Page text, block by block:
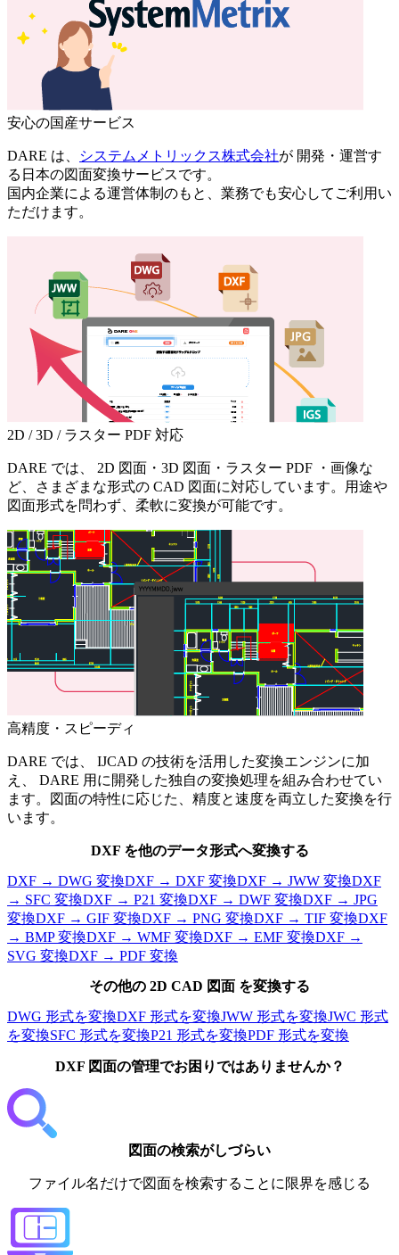
安心の国産サービス
DARE は、 システムメトリックス株式会社が 開発・運営す
る日本の図面変換サービスです。
国内企業による運営体制のもと、業務でも安心してご利用い
ただけます。
2D / 3D / ラスター PDF 対応
DARE では、 2D 図面・3D 図面・ラスター PDF ・画像な
ど、さまざまな形式の CAD 図面に対応しています。用途や
図面形式を問わず、柔軟に変換が可能です。
高精度・スピーディ
DARE では、 IJCAD の技術を活用した変換エンジンに加
え、 DARE 用に開発した独自の変換処理を組み合わせてい
ます。図面の特性に応じた、精度と速度を両立した変換を行
います。
DXFを他のデータ形式へ変換する
DXF → DWG 変換DXF → DXF 変換DXF → JWW 変換DXF
→ SFC 変換DXF → P21 変換DXF → DWF 変換DXF → JPG
変換DXF → GIF 変換DXF → PNG 変換DXF → TIF 変換DXF
→ BMP変換DXF → WMF 変換DXF → EMF 変換DXF →
SVG 変換DXF → PDF 変換
その他の 2D CAD 図面 を変換する
DWG 形式を変換DXF 形式を変換JWW 形式を変換JWC 形式
を変換SFC 形式を変換P21 形式を変換PDF 形式を変換
DXF 図面の管理でお困りではありませんか？
図面の検索がしづらい
ファイル名だけで図面を検索することに限界を感じる